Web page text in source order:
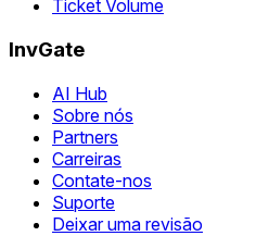
Ticket Volume
InvGate
AI Hub
Sobre nós
Partners
Carreiras
Contate-nos
Suporte
Deixar uma revisão